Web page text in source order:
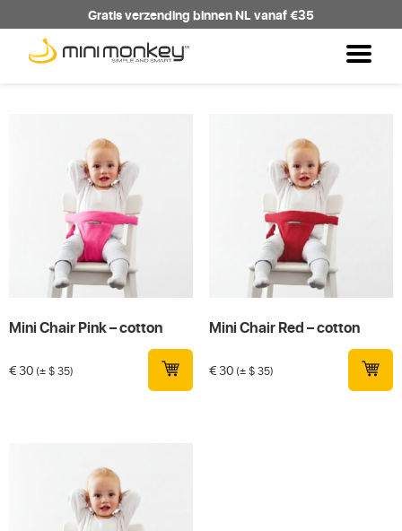
Gratis verzending binnen NL vanaf €35
Mini Chair Pink – cotton
€30 (± $ 35)
Mini Chair Red – cotton
€30 (± $ 35)